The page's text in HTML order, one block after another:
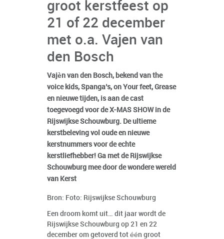
groot kerstfeest op
21 of 22 december
met o.a. Vajen van
den Bosch
Vajèn van den Bosch, bekend van the
voice kids, Spanga’s, on Your feet, Grease
en nieuwe tijden, is aan de cast
toegevoegd voor de X-MAS SHOW in de
Rijswijkse Schouwburg. De ultieme
kerstbeleving vol oude en nieuwe
kerstnummers voor de echte
kerstliefhebber! Ga met de Rijswijkse
Schouwburg mee door de wondere wereld
van Kerst
Bron: Foto: Rijswijkse Schouwburg
Een droom komt uit… dit jaar wordt de
Rijswijkse Schouwburg op 21 en 22
december om getoverd tot één groot